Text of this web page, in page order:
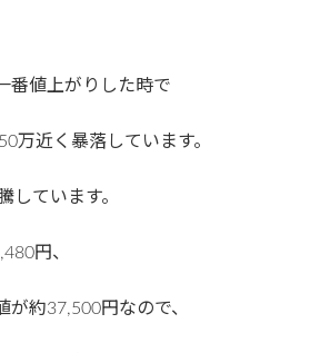
番値上がりした時で
万近く暴落しています。
しています。
円、
が約37,500円なので、